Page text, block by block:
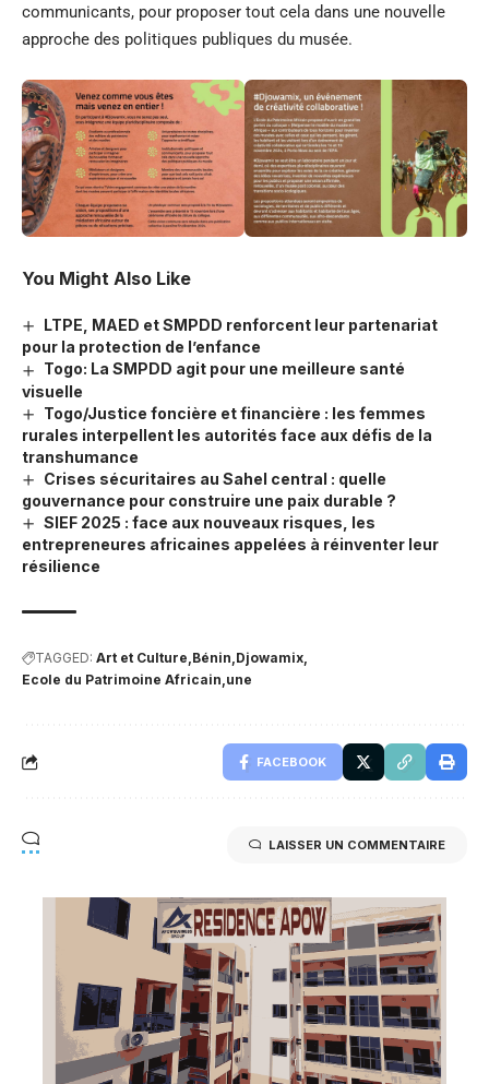
communicants, pour proposer tout cela dans une nouvelle
approche des politiques publiques du musée.
You Might Also Like
LTPE, MAED et SMPDD renforcent leur partenariat
pour la protection de l’enfance
Togo: La SMPDD agit pour une meilleure santé
visuelle
Togo/Justice foncière et financière : les femmes
rurales interpellent les autorités face aux défis de la
transhumance
Crises sécuritaires au Sahel central : quelle
gouvernance pour construire une paix durable ?
SIEF 2025 : face aux nouveaux risques, les
entrepreneures africaines appelées à réinventer leur
résilience
TAGGED: Art et Culture Bénin Djowamix
Ecole du Patrimoine Africain une
FACEBOOK
LAISSER UN COMMENTAIRE